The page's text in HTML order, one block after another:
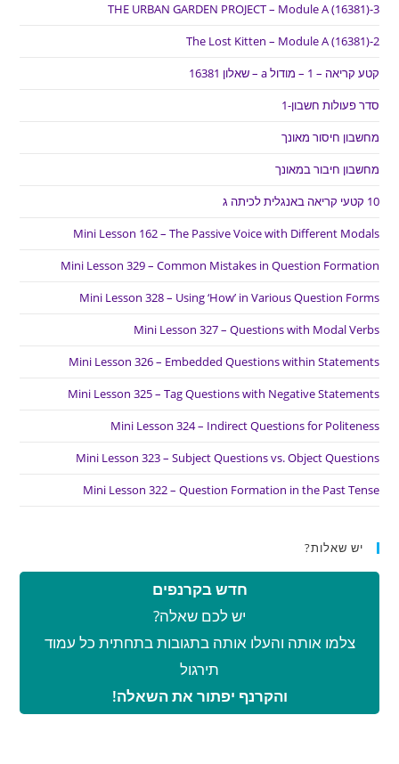
THE URBAN GARDEN PROJECT – Module A (16381)-3
The Lost Kitten – Module A (16381)-2
קטע קריאה – 1 – מודול a – שאלון 16381
סדר פעולות חשבון-1
מחשבון חיסור מאונך
מחשבון חיבור במאונך
10 קטעי קריאה באנגלית לכיתה ג
Mini Lesson 162 – The Passive Voice with Different Modals
Mini Lesson 329 – Common Mistakes in Question Formation
Mini Lesson 328 – Using ‘How’ in Various Question Forms
Mini Lesson 327 – Questions with Modal Verbs
Mini Lesson 326 – Embedded Questions within Statements
Mini Lesson 325 – Tag Questions with Negative Statements
Mini Lesson 324 – Indirect Questions for Politeness
Mini Lesson 323 – Subject Questions vs. Object Questions
Mini Lesson 322 – Question Formation in the Past Tense
יש שאלות?
חדש בקרנפים
יש לכם שאלה?
צלמו אותה והעלו אותה בתגובות בתחתית כל עמוד
תירגול
והקרנף יפתור את השאלה!